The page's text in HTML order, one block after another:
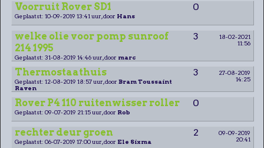
Voorruit Rover SD1 0
Geplaatst: 10-09-2019 13:41 uur, door Hans
welke olie voor pomp sunroof
214 1995
3
18-02-2021
11:56
Geplaatst: 31-08-2019 14:46 uur, door marc
Thermostaathuis 3
27-08-2019
14:25
Geplaatst: 12-08-2019 18:57 uur, door Bram Toussaint
Raven
Rover P4 110 ruitenwisser roller 0
Geplaatst: 09-07-2019 21:15 uur, door Rob
rechter deur groen 2
09-09-2019
20:41
Geplaatst: 06-07-2019 17:00 uur, door Ele Sixma